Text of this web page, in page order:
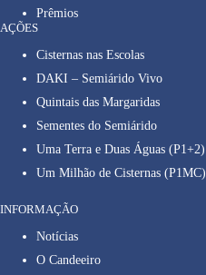
Prêmios
AÇÕES
Cisternas nas Escolas
DAKI – Semiárido Vivo
Quintais das Margaridas
Sementes do Semiárido
Uma Terra e Duas Águas (P1+2)
Um Milhão de Cisternas (P1MC)
INFORMAÇÃO
Notícias
O Candeeiro